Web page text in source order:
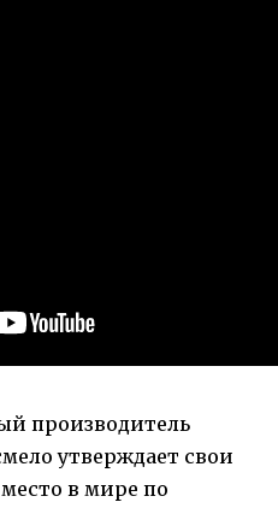
производитель
утверждает свои
в мире по